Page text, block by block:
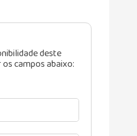
deste
campos abaixo: